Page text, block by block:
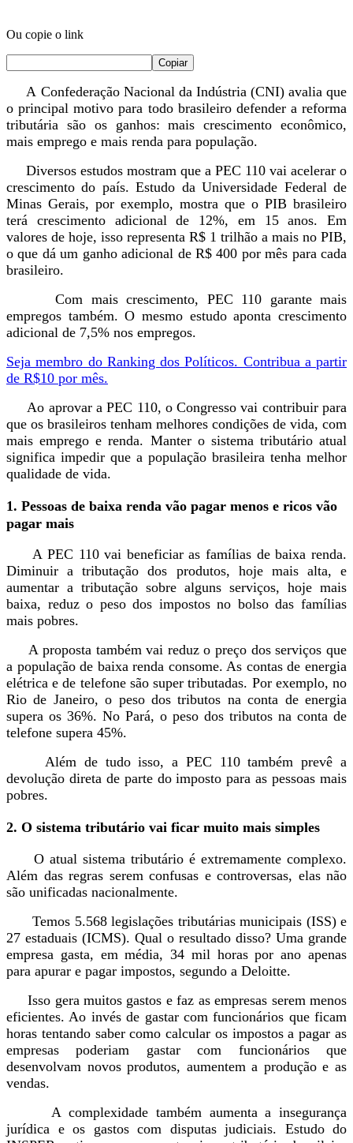
Ou copie o link
Copiar
A Confederação Nacional da Indústria (CNI) avalia que
o principal motivo para todo brasileiro defender a reforma
tributária são os ganhos: mais crescimento econômico,
mais emprego e mais renda para população.
Diversos estudos mostram que a PEC 110 vai acelerar o
crescimento do país. Estudo da Universidade Federal de
Minas Gerais, por exemplo, mostra que o PIB brasileiro
terá crescimento adicional de 12%, em 15 anos. Em
valores de hoje, isso representa R$ 1 trilhão a mais no PIB,
o que dá um ganho adicional de R$ 400 por mês para cada
brasileiro.
Com mais crescimento, PEC 110 garante mais
empregos também. O mesmo estudo aponta crescimento
adicional de 7,5% nos empregos.
Seja membro do Ranking dos Políticos. Contribua a partir
de R$10 por mês.
Ao aprovar a PEC 110, o Congresso vai contribuir para
que os brasileiros tenham melhores condições de vida, com
mais emprego e renda. Manter o sistema tributário atual
significa impedir que a população brasileira tenha melhor
qualidade de vida.
1. Pessoas de baixa renda vão pagar menos e ricos vão
pagar mais
A PEC 110 vai beneficiar as famílias de baixa renda.
Diminuir a tributação dos produtos, hoje mais alta, e
aumentar a tributação sobre alguns serviços, hoje mais
baixa, reduz o peso dos impostos no bolso das famílias
mais pobres.
A proposta também vai reduz o preço dos serviços que
a população de baixa renda consome. As contas de energia
elétrica e de telefone são super tributadas. Por exemplo, no
Rio de Janeiro, o peso dos tributos na conta de energia
supera os 36%. No Pará, o peso dos tributos na conta de
telefone supera 45%.
Além de tudo isso, a PEC 110 também prevê a
devolução direta de parte do imposto para as pessoas mais
pobres.
2. O sistema tributário vai ficar muito mais simples
O atual sistema tributário é extremamente complexo.
Além das regras serem confusas e controversas, elas não
são unificadas nacionalmente.
Temos 5.568 legislações tributárias municipais (ISS) e
27 estaduais (ICMS). Qual o resultado disso? Uma grande
empresa gasta, em média, 34 mil horas por ano apenas
para apurar e pagar impostos, segundo a Deloitte.
Isso gera muitos gastos e faz as empresas serem menos
eficientes. Ao invés de gastar com funcionários que ficam
horas tentando saber como calcular os impostos a pagar as
empresas poderiam gastar com funcionários que
desenvolvam novos produtos, aumentem a produção e as
vendas.
A complexidade também aumenta a insegurança
jurídica e os gastos com disputas judiciais. Estudo do